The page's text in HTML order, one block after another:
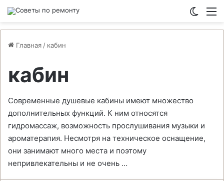
Главная / кабин
кабин
Современные душевые кабины имеют множество
дополнительных функций. К ним относятся
гидромассаж, возможность прослушивания музыки и
ароматерапия. Несмотря на техническое оснащение,
они занимают много места и поэтому
непривлекательны и не очень …